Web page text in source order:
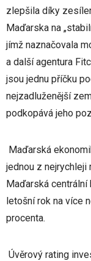
zlepšila díky
Maďarska na
jímž naznačovala
a další agentura
jsou jednu příčku
nejzadluženější
podkopává jeho
Maďarská
jednou z nejrychleji
Maďarská
letošní rok na více
procenta.
Úvěrový rating